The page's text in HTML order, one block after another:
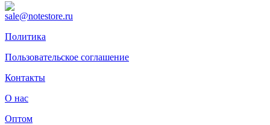
sale@notestore.ru
Политика
Пользовательское соглашение
Контакты
О нас
Оптом